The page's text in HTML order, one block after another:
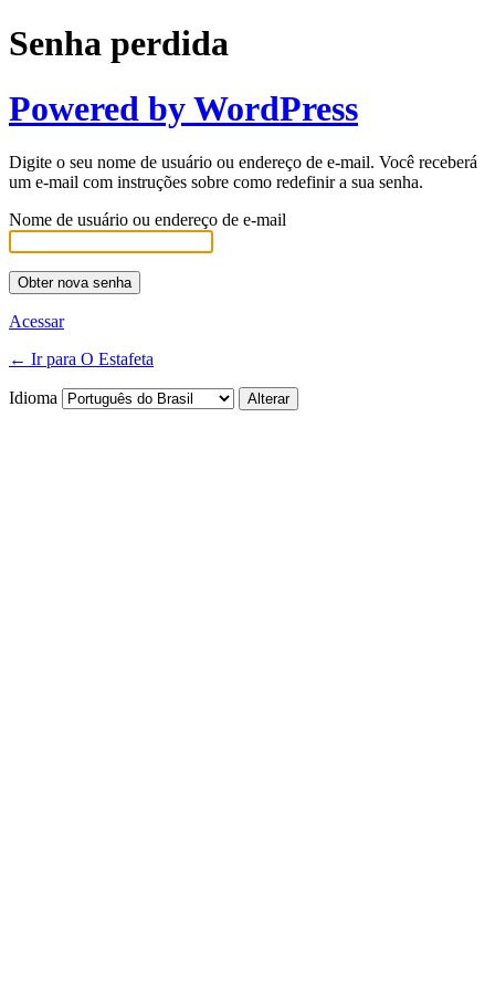
Senha perdida
Powered by WordPress
Digite o seu nome de usuário ou endereço de e-mail. Você receberá
um e-mail com instruções sobre como redefinir a sua senha.
Nome de usuário ou endereço de e-mail
Acessar
← Ir para O Estafeta
Idioma